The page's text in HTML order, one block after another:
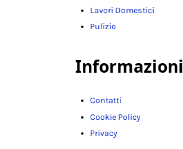
Lavori Domestici
Pulizie
Informazioni
Contatti
Cookie Policy
Privacy